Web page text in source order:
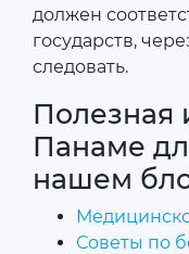
должен
государств,
следовать.
Полезная
Панаме
нашем
Советы по